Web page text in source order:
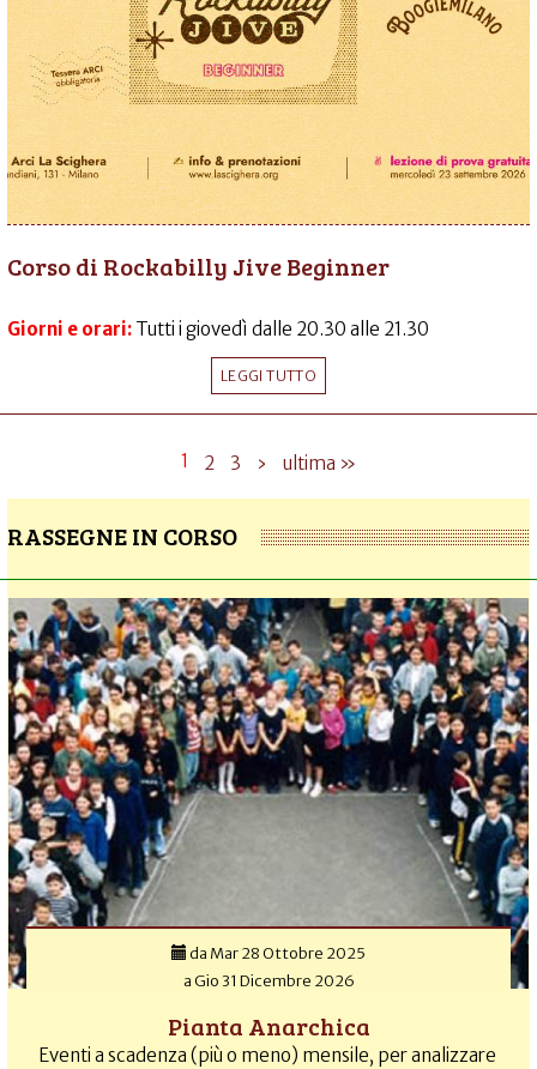
Corso di Rockabilly Jive Beginner
Giorni e orari: Tutti i giovedì dalle 20.30 alle 21.30
LEGGI TUTTO
1 2 3 › ultima »
RASSEGNE IN CORSO
da Mar 28 Ottobre 2025
aGio 31 Dicembre 2026
Pianta Anarchica
Eventi a scadenza (più o meno) mensile, per analizzare